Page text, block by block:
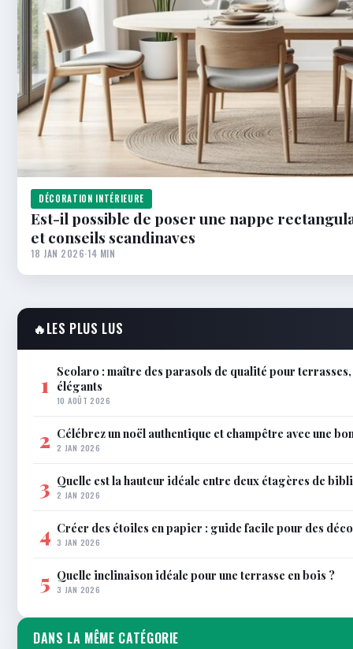
DÉCORATION INTÉRIEURE
Est-il possible de poser une nappe
et conseils scandinaves
18 JAN 2026·14 MIN
🔥LES PLUS LUS
1 Scolaro : maître des parasols de qualité pour
élégants
10 AOÛT 2026
2 Célébrez un noël authentique et champêtre avec une
2 JAN 2026
3 Quelle est la hauteur idéale entre deux étagères de
2 JAN 2026
4 Créer des étoiles en papier : guide facile pour des
3 JAN 2026
5 Quelle inclinaison idéale pour une terrasse en bois ?
3 JAN 2026
DANS LA MÊME CATÉGORIE